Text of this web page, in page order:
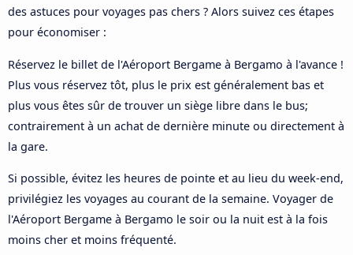
des astuces pour voyages pas chers ? Alors suivez ces étapes
pour économiser :
Réservez le billet de l'Aéroport Bergame à Bergamo à l'avance !
Plus vous réservez tôt, plus le prix est généralement bas et
plus vous êtes sûr de trouver un siège libre dans le bus;
contrairement à un achat de dernière minute ou directement à
la gare.
Si possible, évitez les heures de pointe et au lieu du week-end,
privilégiez les voyages au courant de la semaine. Voyager de
l'Aéroport Bergame à Bergamo le soir ou la nuit est à la fois
moins cher et moins fréquenté.